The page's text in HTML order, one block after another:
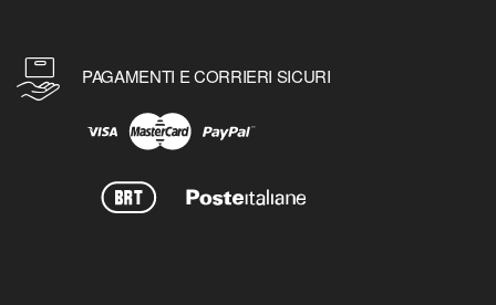
PAGAMENTI E CORRIERI SICURI